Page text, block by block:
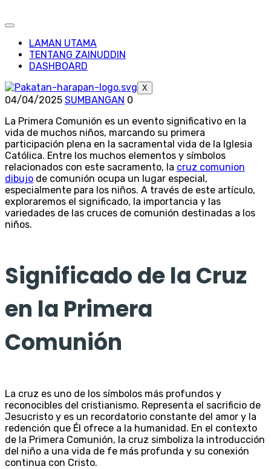
LAMAN UTAMA
TENTANG ZAINUDDIN
DASHBOARD
X
04/04/2025 SUMBANGAN 0
La Primera Comunión es un evento significativo en la
vida de muchos niños, marcando su primera
participación plena en la sacramental vida de la Iglesia
Católica. Entre los muchos elementos y símbolos
relacionados con este sacramento, la cruz comunion
dibujo de comunión ocupa un lugar especial,
especialmente para los niños. A través de este artículo,
exploraremos el significado, la importancia y las
variedades de las cruces de comunión destinadas a los
niños.
Significado de la Cruz
en la Primera
Comunión
La cruz es uno de los símbolos más profundos y
reconocibles del cristianismo. Representa el sacrificio de
Jesucristo y es un recordatorio constante del amor y la
redención que Él ofrece a la humanidad. En el contexto
de la Primera Comunión, la cruz simboliza la introducción
del niño a una vida de fe más profunda y su conexión
continua con Cristo.